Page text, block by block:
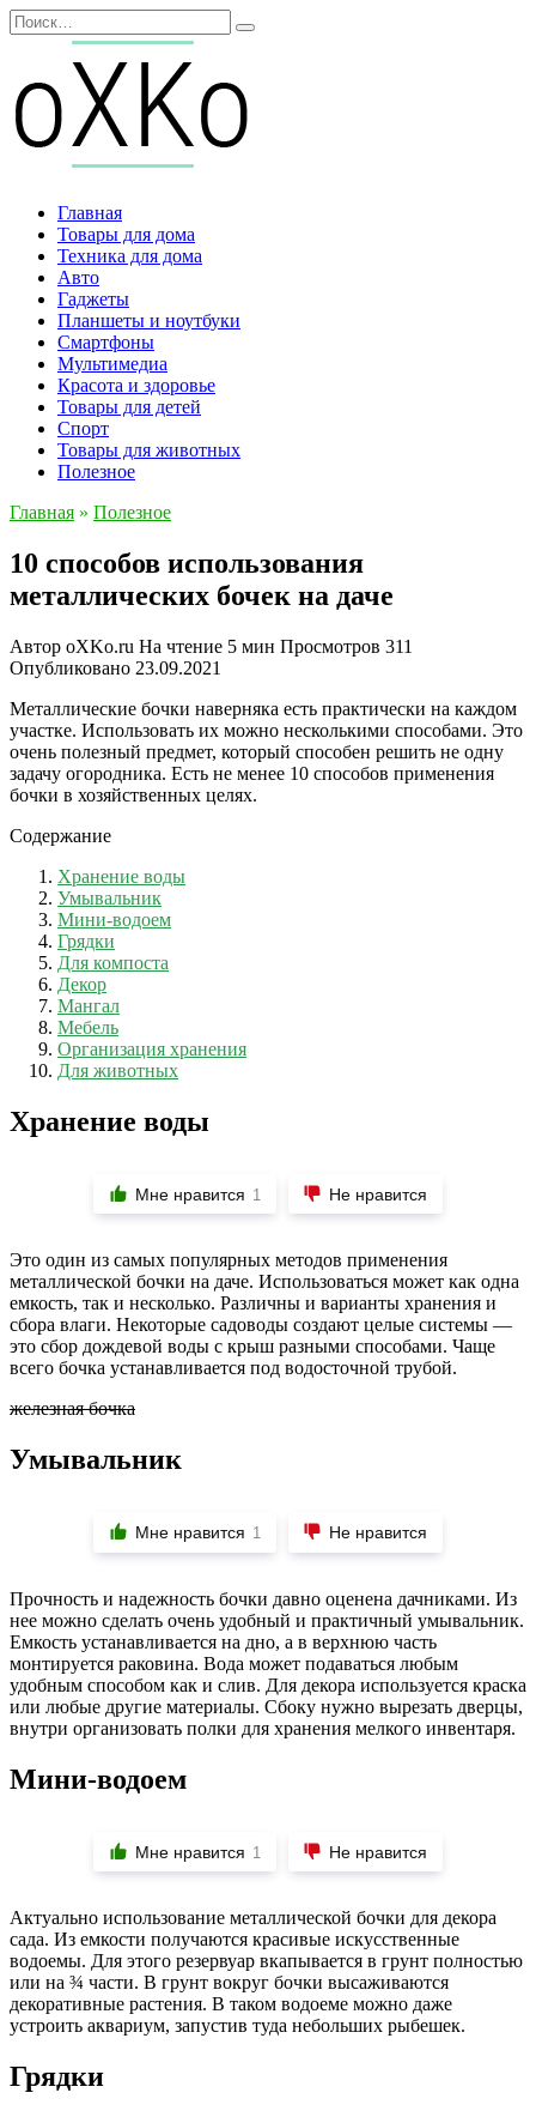
Перейти
к
содержанию
Search
for:
Главная
Товары для дома
Техника для дома
Авто
Гаджеты
Планшеты и ноутбуки
Смартфоны
Мультимедиа
Красота и здоровье
Товары для детей
Спорт
Товары для животных
Полезное
Главная » Полезное
10 способов использования
металлических бочек на даче
Автор oXKo.ru На чтение 5 мин Просмотров 311
Опубликовано 23.09.2021
Металлические бочки наверняка есть практически на каждом
участке. Использовать их можно несколькими способами. Это
очень полезный предмет, который способен решить не одну
задачу огородника. Есть не менее 10 способов применения
бочки в хозяйственных целях.
Содержание
Хранение воды
Умывальник
Мини-водоем
Грядки
Для компоста
Декор
Мангал
Мебель
Организация хранения
Для животных
Хранение воды
Мне нравится 1 Не нравится
Это один из самых популярных методов применения
металлической бочки на даче. Использоваться может как одна
емкость, так и несколько. Различны и варианты хранения и
сбора влаги. Некоторые садоводы создают целые системы —
это сбор дождевой воды с крыш разными способами. Чаще
всего бочка устанавливается под водосточной трубой.
железная бочка
Умывальник
Мне нравится 1 Не нравится
Прочность и надежность бочки давно оценена дачниками. Из
нее можно сделать очень удобный и практичный умывальник.
Емкость устанавливается на дно, а в верхнюю часть
монтируется раковина. Вода может подаваться любым
удобным способом как и слив. Для декора используется краска
или любые другие материалы. Сбоку нужно вырезать дверцы,
внутри организовать полки для хранения мелкого инвентаря.
Мини-водоем
Мне нравится 1 Не нравится
Актуально использование металлической бочки для декора
сада. Из емкости получаются красивые искусственные
водоемы. Для этого резервуар вкапывается в грунт полностью
или на ¾ части. В грунт вокруг бочки высаживаются
декоративные растения. В таком водоеме можно даже
устроить аквариум, запустив туда небольших рыбешек.
Грядки